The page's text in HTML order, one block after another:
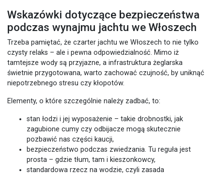
Wskazówki dotyczące bezpieczeństwa
podczas wynajmu jachtu we Włoszech
Trzeba pamiętać, że czarter jachtu we Włoszech to nie tylko
czysty relaks – ale i pewna odpowiedzialność. Mimo iż
tamtejsze wody są przyjazne, a infrastruktura żeglarska
świetnie przygotowana, warto zachować czujność, by uniknąć
niepotrzebnego stresu czy kłopotów.
Elementy, o które szczególnie należy zadbać, to:
stan łodzi i jej wyposażenie – takie drobnostki, jak
zagubione cumy czy odbijacze mogą skutecznie
pozbawić nas części kaucji,
bezpieczeństwo podczas zwiedzania. Tu reguła jest
prosta – gdzie tłum, tam i kieszonkowcy,
standardowa rzecz na wodzie, czyli zasada